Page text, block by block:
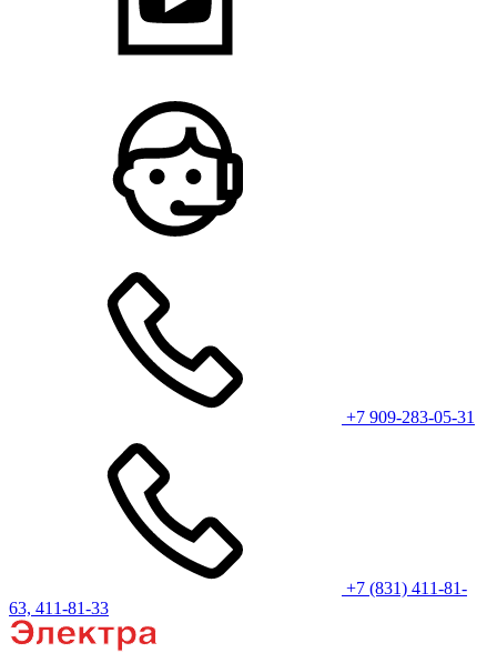
+7 909-283-05-31
+7 (831) 411-81-
63, 411-81-33